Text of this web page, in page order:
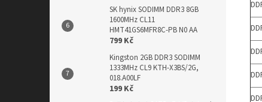
SK hynix SODIMM DDR3 8GB
1600MHz CL11
HMT41GS6MFR8C-PB N0 AA
799 Kč
Kingston 2GB DDR3 SODIMM
1333MHz CL9 KTH-X3BS/2G,
018.A00LF
199 Kč